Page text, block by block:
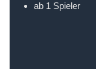
ab 1 Spieler